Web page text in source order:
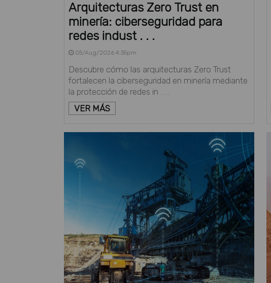
Arquitecturas Zero Trust en
minería: ciberseguridad para
redes indust . . .
05/Aug/2026 4:35pm
Descubre cómo las arquitecturas Zero Trust
fortalecen la ciberseguridad en minería mediante
la protección de redes in . . .
VER MÁS